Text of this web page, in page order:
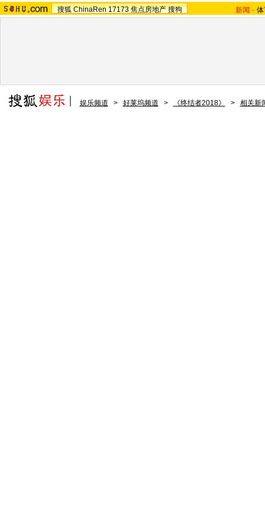
搜狐 ChinaRen 17173 焦点房地产 搜狗 新闻 -
娱乐频道 > 好莱坞频道 > 《终结者2018》 > 相关新